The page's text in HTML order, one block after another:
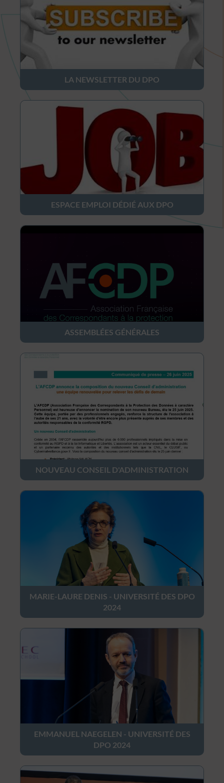
LA NEWSLETTER DU DPO
ESPACE EMPLOI DÉDIÉ AUX DPO
ASSEMBLÉES GÉNÉRALES
NOUVEAU CONSEIL D'ADMINISTRATION
MARIE-LAURE DENIS - UNIVERSITÉ DES DPO
2024
EMMANUEL NAEGELEN - UNIVERSITÉ DES
DPO 2024